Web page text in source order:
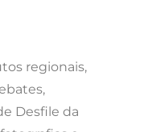
regionais,
Desfile da